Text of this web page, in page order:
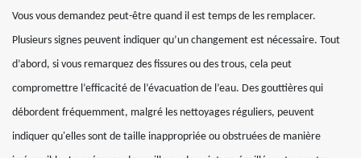
Vous vous demandez peut-être quand il est temps de les remplacer.
Plusieurs signes peuvent indiquer qu’un changement est nécessaire. Tout
d’abord, si vous remarquez des fissures ou des trous, cela peut
compromettre l’efficacité de l’évacuation de l’eau. Des gouttières qui
débordent fréquemment, malgré les nettoyages réguliers, peuvent
indiquer qu'elles sont de taille inappropriée ou obstruées de manière